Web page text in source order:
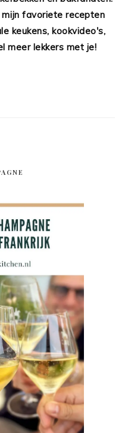
mijn favoriete recepten
keukens, kookvideo's,
meer lekkers met je!